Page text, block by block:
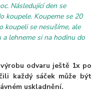
Následující den se
koupele. Koupeme se 20
koupeli se nesušíme, ale
lehneme si na hodinu do
odvaru ještě 1x po
každý sáček může být
uskladnění.